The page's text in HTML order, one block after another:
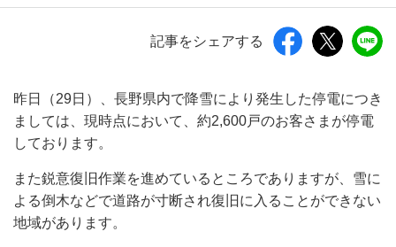
記事をシェアする
昨日（29日）、長野県内で降雪により発生した停電につき
ましては、現時点において、約2,600戸のお客さまが停電
しております。
また鋭意復旧作業を進めているところでありますが、雪に
よる倒木などで道路が寸断され復旧に入ることができない
地域があります。